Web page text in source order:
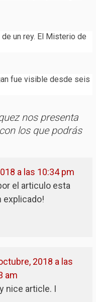
un rey. El Misterio de
fue visible desde seis
nos presenta
los que podrás
a las 10:34 pm
el articulo esta
explicado!
2018 a las
am
nice article. I